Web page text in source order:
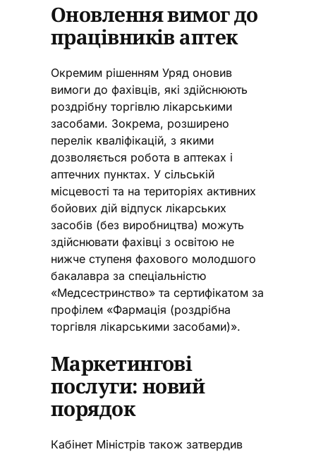
Оновлення вимог до
працівників аптек
Окремим рішенням Уряд оновив
вимоги до фахівців, які здійснюють
роздрібну торгівлю лікарськими
засобами. Зокрема, розширено
перелік кваліфікацій, з якими
дозволяється робота в аптеках і
аптечних пунктах. У сільській
місцевості та на територіях активних
бойових дій відпуск лікарських
засобів (без виробництва) можуть
здійснювати фахівці з освітою не
нижче ступеня фахового молодшого
бакалавра за спеціальністю
«Медсестринство» та сертифікатом за
профілем «Фармація (роздрібна
торгівля лікарськими засобами)».
Маркетингові
послуги: новий
порядок
Кабінет Міністрів також затвердив